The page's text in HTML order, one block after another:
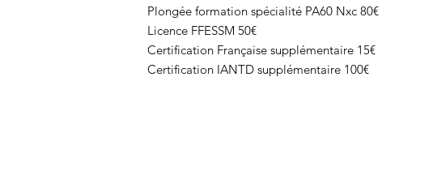
Plongée formation spécialité PA60 Nxc 80€
Licence FFESSM 50€
Certification Française supplémentaire 15€
Certification IANTD supplémentaire 100€